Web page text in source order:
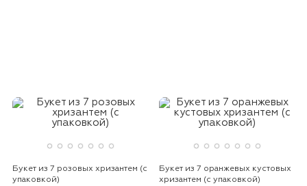
Букет из 7 розовых хризантем (с
упаковкой)
Букет из 7 оранжевых кустовых
хризантем (с упаковкой)